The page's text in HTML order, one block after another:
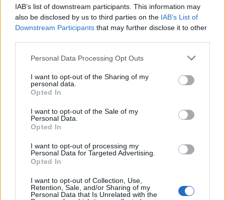
IAB’s list of downstream participants. This information may
also be disclosed by us to third parties on the IAB’s List of
Downstream Participants that may further disclose it to other
Please note that this website/app uses one or more Google
not limited to your visit or usage behaviour. You may click to
grant or deny consent to Google and its third-party tags to
use your data for below specified purposes in below Google
consent section.
Personal Data Processing Opt Outs
I want to opt-out of the Sharing of my
personal data.
Opted In
I want to opt-out of the Sale of my
Personal Data.
Opted In
I want to opt-out of processing my
Personal Data for Targeted Advertising.
Opted In
I want to opt-out of Collection, Use,
Retention, Sale, and/or Sharing of my
Personal Data that Is Unrelated with the
Meg dicsérte a közönséget a kitartásért.